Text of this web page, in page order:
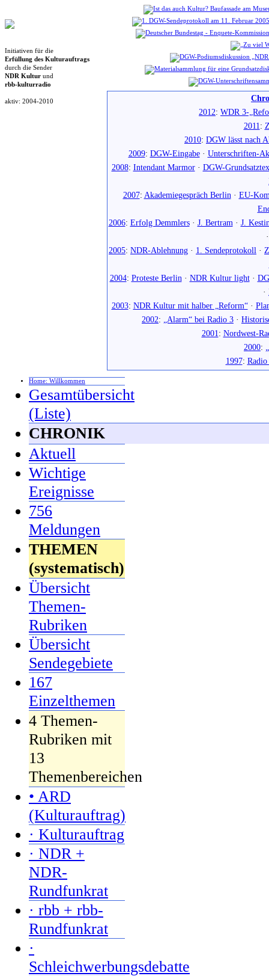
Initiativen für die
Erfüllung des Kulturauftrags
durch die Sender
NDR Kultur und
rbb-kulturradio
aktiv: 2004-2010
2012: WDR 3-
2011:
2010: DGW lässt nach
2009: DGW-Eingabe· Unterschriften-
2008: Intendant Marmor· DGW-
2007: Akademiegespräch Berlin · EU-
2006: Erfolg Demmlers· J. Bertram · J.
2005: NDR-Ablehnung · 1. Sendeprotokoll ·
2004: Proteste Berlin · NDR Kultur light·
·
2003: NDR Kultur mit halber „Reform“·
2002: „Alarm“ bei Radio 3 ·
2001: Nordwest-
2000:
1997:
Home: Willkommen
Gesamtübersicht
(Liste)
CHRONIK
Aktuell
Wichtige
Ereignisse
756
Meldungen
THEMEN
(systematisch)
Übersicht
Themen-
Rubriken
Übersicht
Sendegebiete
167
Einzelthemen
4 Themen-
Rubriken mit
13
Themenbereichen
• ARD
(Kulturauftrag)
· Kulturauftrag
· NDR +
NDR-
Rundfunkrat
· rbb + rbb-
Rundfunkrat
·
Schleichwerbungsdebatte